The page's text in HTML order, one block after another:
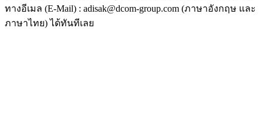
ทางอีเมล (E-Mail) : adisak@dcom-group.com (ภาษาอังกฤษ และ
ภาษาไทย) ได้ทันทีเลย